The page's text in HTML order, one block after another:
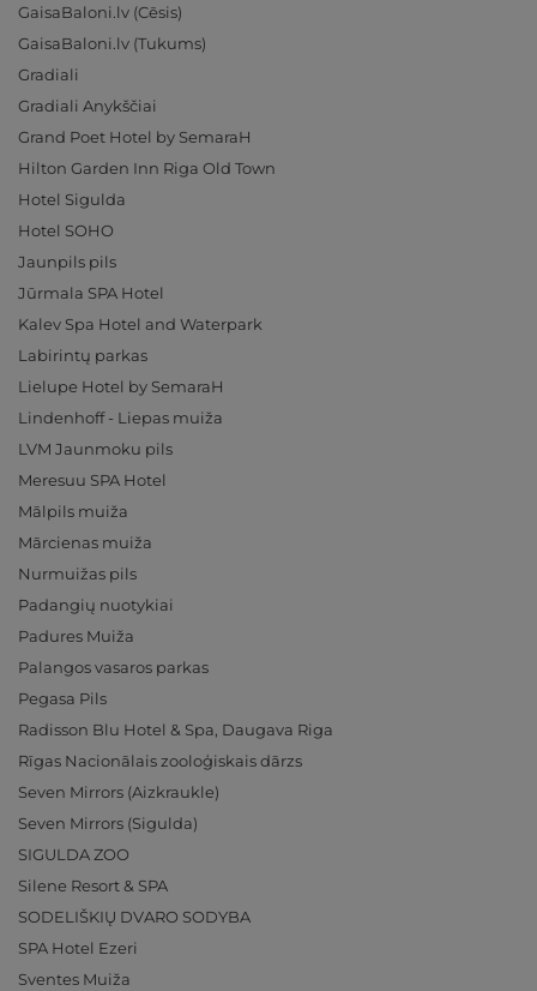
GaisaBaloni.lv (Cēsis)
GaisaBaloni.lv (Tukums)
Gradiali
Gradiali Anykščiai
Grand Poet Hotel by SemaraH
Hilton Garden Inn Riga Old Town
Hotel Sigulda
Hotel SOHO
Jaunpils pils
Jūrmala SPA Hotel
Kalev Spa Hotel and Waterpark
Labirintų parkas
Lielupe Hotel by SemaraH
Lindenhoff - Liepas muiža
LVM Jaunmoku pils
Meresuu SPA Hotel
Mālpils muiža
Mārcienas muiža
Nurmuižas pils
Padangių nuotykiai
Padures Muiža
Palangos vasaros parkas
Pegasa Pils
Radisson Blu Hotel & Spa, Daugava Riga
Rīgas Nacionālais zooloģiskais dārzs
Seven Mirrors (Aizkraukle)
Seven Mirrors (Sigulda)
SIGULDA ZOO
Silene Resort & SPA
SODELIŠKIŲ DVARO SODYBA
SPA Hotel Ezeri
Sventes Muiža